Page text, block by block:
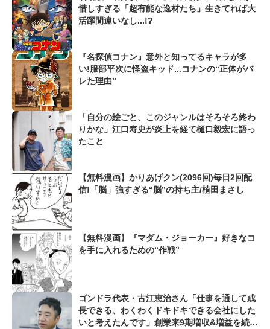
惜しすぎる「超有能な逸材たち」生きてれば大
活躍間違いなし...!?
『名探偵コナン』意外と知ってるキャラが多
い!服部平次に怪盗キッド...コナンの“正体がバ
レた理由”
「自分の絵ごと、このジャンルはそろそろ終わ
りかな」江口寿史が炎上を経て樋口毅宏に語っ
たこと
【無料漫画】かりあげクン(2096回)毎日2回配
信!「脳」強すぎる“脳”の持ち主/植田まさし
【無料漫画】『マダム・ジョーカー』好きなコ
を手に入れるための“作戦”
ゴンドラ代表・古江恵治さん「仕事を通して成
長できる、わくわくドキドキできる会社にした
いと考えたんです」創業来9期増収&増益を続け